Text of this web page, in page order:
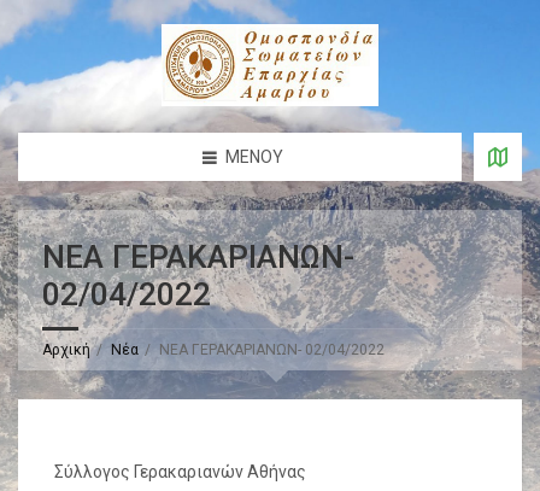
ΜΕΝΟΎ
ΝΕΑ ΓΕΡΑΚΑΡΙΑΝΩΝ-
02/04/2022
Αρχική Νέα ΝΕΑ ΓΕΡΑΚΑΡΙΑΝΩΝ- 02/04/2022
Σύλλογος Γερακαριανών Αθήνας